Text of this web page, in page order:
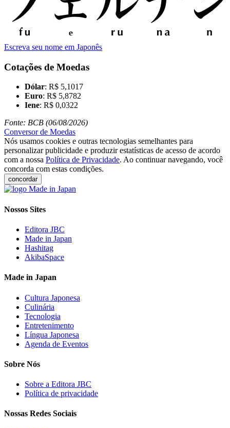
Escreva seu nome em Japonês
Cotações de Moedas
Dólar: R$ 5,1017
Euro: R$ 5,8782
Iene: R$ 0,0322
Fonte: BCB (06/08/2026)
Conversor de Moedas
Nós usamos cookies e outras tecnologias semelhantes para
personalizar publicidade e produzir estatísticas de acesso de acordo
com a nossa Política de Privacidade. Ao continuar navegando, você
concorda com estas condições.
concordar
Nossos Sites
Editora JBC
Made in Japan
Hashitag
AkibaSpace
Made in Japan
Cultura Japonesa
Culinária
Tecnologia
Entretenimento
Língua Japonesa
Agenda de Eventos
Sobre Nós
Sobre a Editora JBC
Política de privacidade
Nossas Redes Sociais